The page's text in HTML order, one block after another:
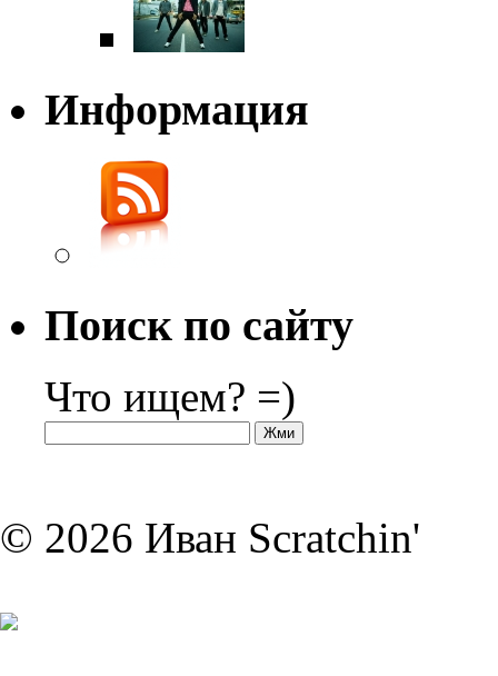
Информация
Поиск по сайту
Что ищем? =)
© 2026 Иван Scratchin'